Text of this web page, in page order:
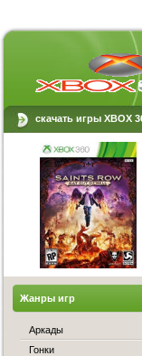
скачать игры XBOX
Жанры игр
Аркады
Гонки